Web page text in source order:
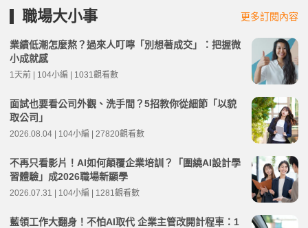
職場大小事 更多訂閱內容
業績低潮怎麼熬？過來人叮嚀「別想著成交」：把握微
小成就感
1天前 | 104小編 | 1031觀看數
面試也要看公司外觀、洗手間？5招教你從細節「以貌
取公司」
2026.08.04 | 104小編 | 27820觀看數
不再只看影片！AI如何顛覆企業培訓？「圍繞AI設計學
習體驗」成2026職場新顯學
2026.07.31 | 104小編 | 1281觀看數
藍領工作大翻身！不怕AI取代 企業主管改開計程車：1